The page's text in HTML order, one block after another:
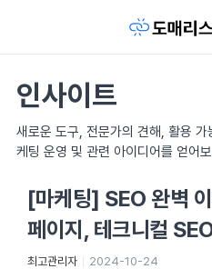
인사이트
새로운 도구, 전문가의 견해, 활용
케팅 운영 및 관련 아이디어를 얻어
[마케팅] SEO 완벽
페이지, 테크니컬
최고관리자 2024-10-24